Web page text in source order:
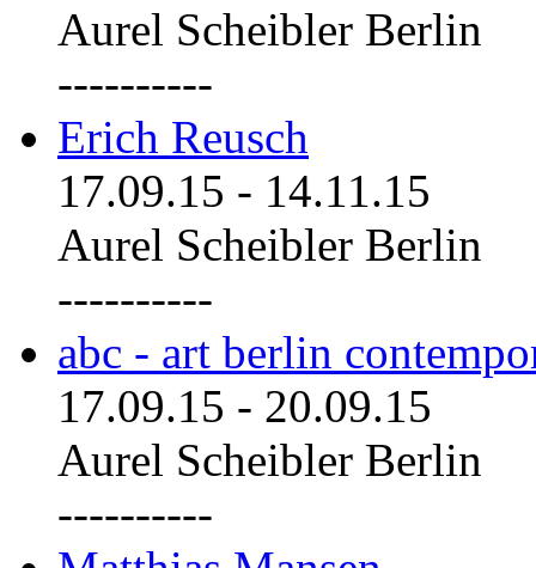
Aurel Scheibler Berlin
----------
Erich Reusch
17.09.15 - 14.11.15
Aurel Scheibler Berlin
----------
abc - art berlin
17.09.15 - 20.09.15
Aurel Scheibler Berlin
----------